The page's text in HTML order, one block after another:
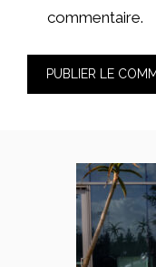
commentaire.